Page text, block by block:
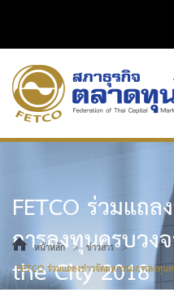
FETCO ร่วมแถ
การลงทุนครบวง
the City 2018
หน้าหลัก > ข่าวสาร >
FETCO ร่วมแถลงข่าวจัดมหกรรมการลงทุ